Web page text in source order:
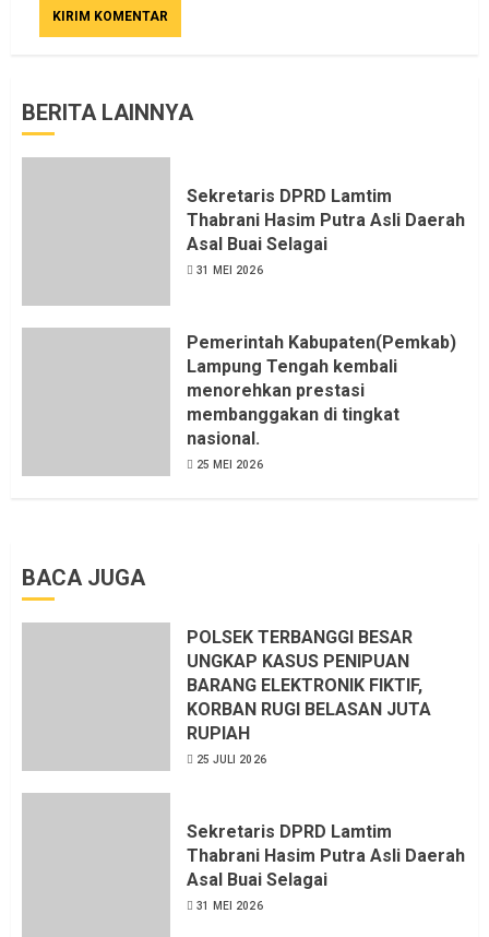
BERITA LAINNYA
Sekretaris DPRD Lamtim
Thabrani Hasim Putra Asli Daerah
Asal Buai Selagai
31 MEI 2026
Pemerintah Kabupaten(Pemkab)
Lampung Tengah kembali
menorehkan prestasi
membanggakan di tingkat
nasional.
25 MEI 2026
BACA JUGA
POLSEK TERBANGGI BESAR
UNGKAP KASUS PENIPUAN
BARANG ELEKTRONIK FIKTIF,
KORBAN RUGI BELASAN JUTA
RUPIAH
25 JULI 2026
Sekretaris DPRD Lamtim
Thabrani Hasim Putra Asli Daerah
Asal Buai Selagai
31 MEI 2026